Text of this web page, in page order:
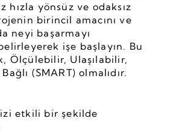
hızla yönsüz ve odaksız
birincil amacını ve
neyi başarmayı
işe başlayın. Bu
Ölçülebilir, Ulaşılabilir,
(SMART) olmalıdır.
etkili bir şekilde